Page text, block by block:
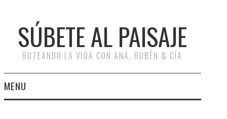
SÚBETE AL PAISAJE
RUTEANDO LA VIDA CON ANA, RUBÉN & CÍA
MENU